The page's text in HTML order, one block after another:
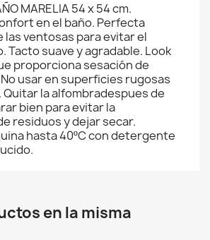
MARELIA 54 x 54 cm.
en el baño. Perfecta
las ventosas para evitar el
Tacto suave y agradable. Look
proporciona sesación de
usar en superficies rugosas
la alfombradespues de
bien para evitar la
residuos y dejar secar.
hasta 40ºC con detergente
en la misma